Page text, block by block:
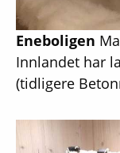
Eneboligen
Innlandet har
(tidligere